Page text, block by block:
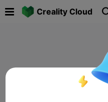
Creality Cloud